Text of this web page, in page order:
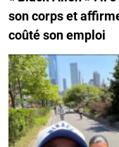
son corps et
coûté son emploi